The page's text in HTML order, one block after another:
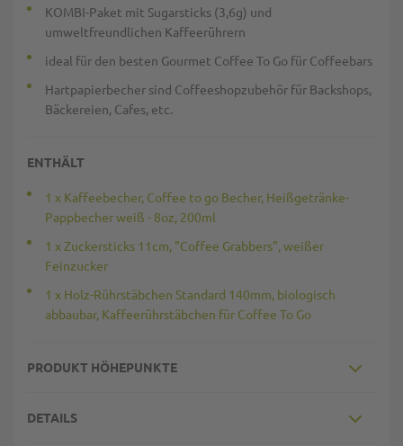
KOMBI-Paket mit Sugarsticks (3,6g) und
umweltfreundlichen Kaffeerührern
ideal für den besten Gourmet Coffee To Go für Coffeebars
Hartpapierbecher sind Coffeeshopzubehör für Backshops,
Bäckereien, Cafes, etc.
ENTHÄLT
1 x Kaffeebecher, Coffee to go Becher, Heißgetränke-
Pappbecher weiß - 8oz, 200ml
1 x Zuckersticks 11cm, "Coffee Grabbers", weißer
Feinzucker
1 x Holz-Rührstäbchen Standard 140mm, biologisch
abbaubar, Kaffeerührstäbchen für Coffee To Go
PRODUKT HÖHEPUNKTE
DETAILS